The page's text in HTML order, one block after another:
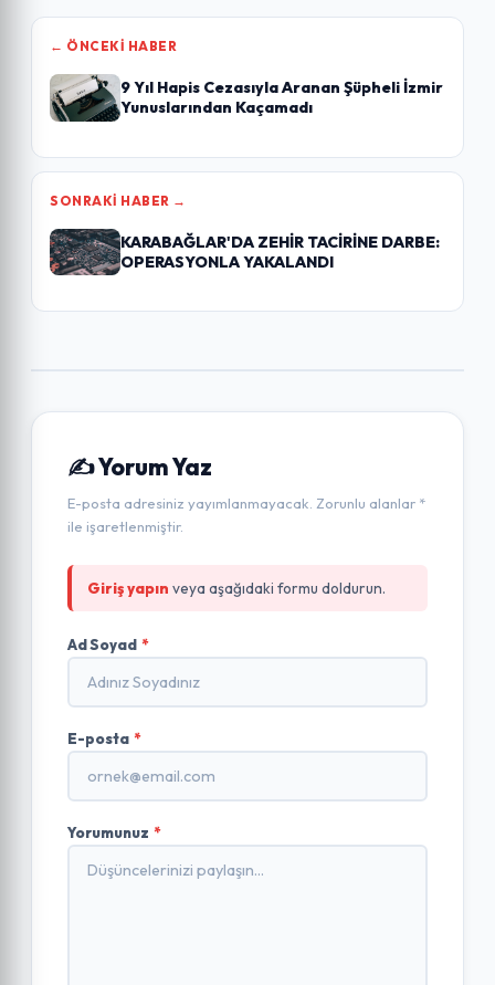
← ÖNCEKI HABER
9 Yıl Hapis Cezasıyla Aranan Şüpheli İzmir
Yunuslarından Kaçamadı
SONRAKI HABER →
KARABAĞLAR'DA ZEHİR TACİRİNE DARBE:
OPERASYONLA YAKALANDI
✍️ Yorum Yaz
E-posta adresiniz yayımlanmayacak. Zorunlu alanlar *
ile işaretlenmiştir.
Giriş yapın veya aşağıdaki formu doldurun.
Ad Soyad *
E-posta *
Yorumunuz *